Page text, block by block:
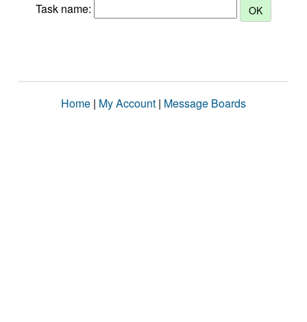
Task name:
Home | My Account | Message Boards